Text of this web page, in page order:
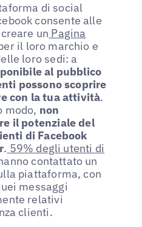
di social
consente alle
un Pagina
il loro marchio e
loro sedi: a
al pubblico
possono scoprire
con la tua attività.
modo, non
il potenziale del
di Facebook
. 59% degli utenti di
contattato un
piattaforma, con
messaggi
relativi
clienti.